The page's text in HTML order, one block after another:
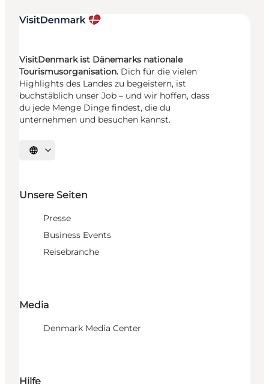
VisitDenmark ist Dänemarks nationale
Tourismusorganisation. Dich für die vielen
Highlights des Landes zu begeistern, ist
buchstäblich unser Job – und wir hoffen, dass
du jede Menge Dinge findest, die du
unternehmen und besuchen kannst.
Sprache auswählen
Unsere Seiten
Presse
Business Events
Reisebranche
Media
Denmark Media Center
Hilfe